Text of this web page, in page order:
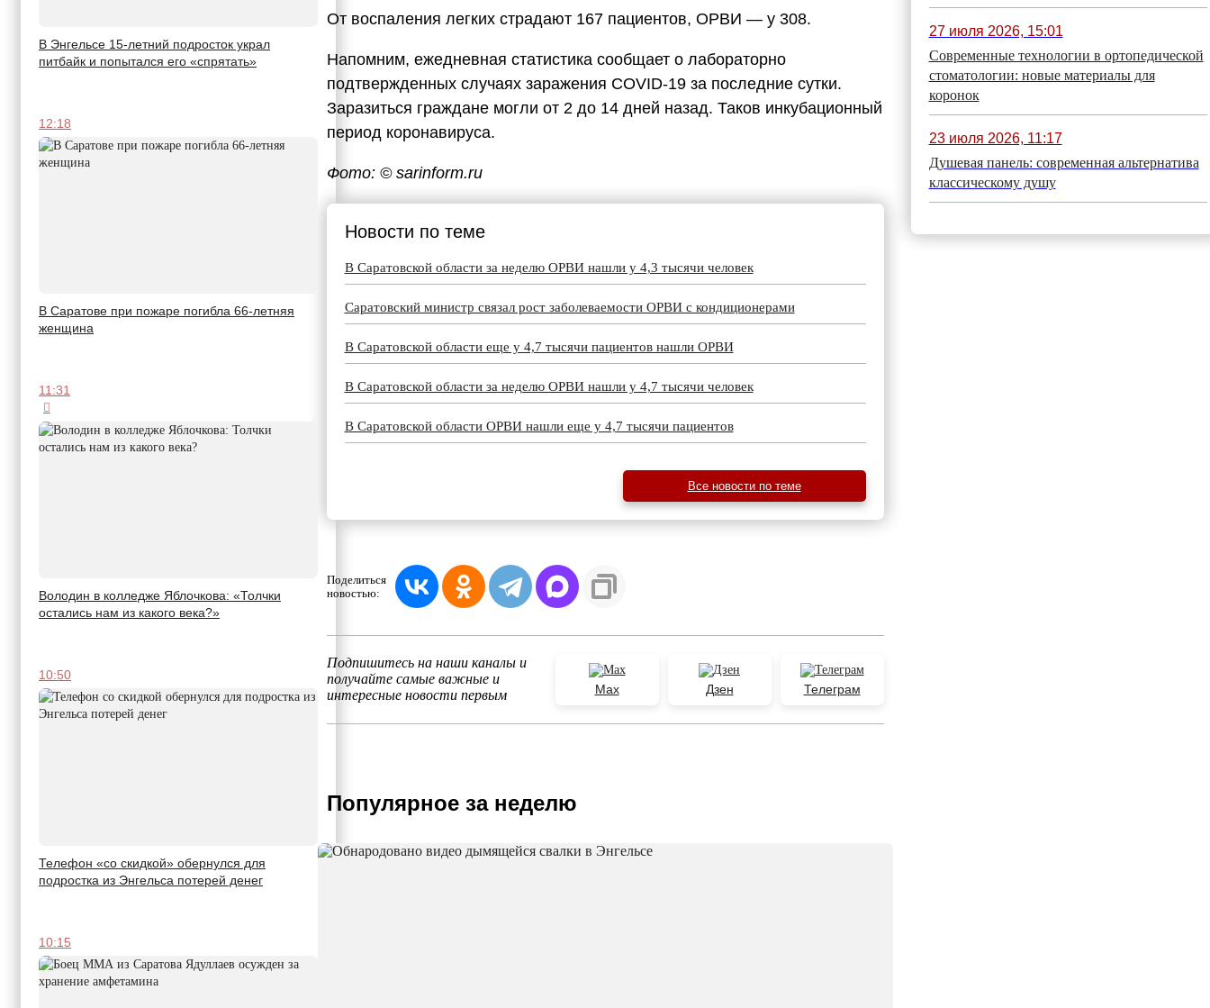
В Энгельсе 15-летний подросток украл
питбайк и попытался его «спрятать»
12:18
В Саратове при пожаре погибла 66-летняя
женщина
11:31
Володин в колледже Яблочкова: «Толчки
остались нам из какого века?»
10:50
Телефон «со скидкой» обернулся для
подростка из Энгельса потерей денег
10:15
От воспаления легких страдают 167 пациентов, ОРВИ — у 308.
Напомним, ежедневная статистика сообщает о лабораторно
подтвержденных случаях заражения COVID-19 за последние сутки.
Заразиться граждане могли от 2 до 14 дней назад. Таков инкубационный
период коронавируса.
Фото: © sarinform.ru
Новости по теме
В Саратовской области за неделю ОРВИ нашли у 4,3 тысячи человек
Саратовский министр связал рост заболеваемости ОРВИ с кондиционерами
В Саратовской области еще у 4,7 тысячи пациентов нашли ОРВИ
В Саратовской области за неделю ОРВИ нашли у 4,7 тысячи человек
В Саратовской области ОРВИ нашли еще у 4,7 тысячи пациентов
Все новости по теме
Поделиться
новостью:
Подпишитесь на наши каналы и
получайте самые важные и
интересные новости первым
Max Дзен Телеграм
Популярное за неделю
27 июля 2026, 15:01
Современные технологии в ортопедической
стоматологии: новые материалы для
коронок
23 июля 2026, 11:17
Душевая панель: современная альтернатива
классическому душу